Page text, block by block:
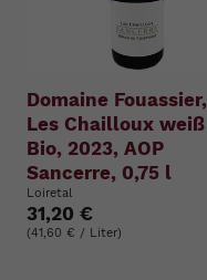
Domaine Fouassier,
Les Chailloux weiß
Bio, 2023, AOP
Sancerre, 0,75 l
Loiretal
31,20 €
(41,60 € / Liter)